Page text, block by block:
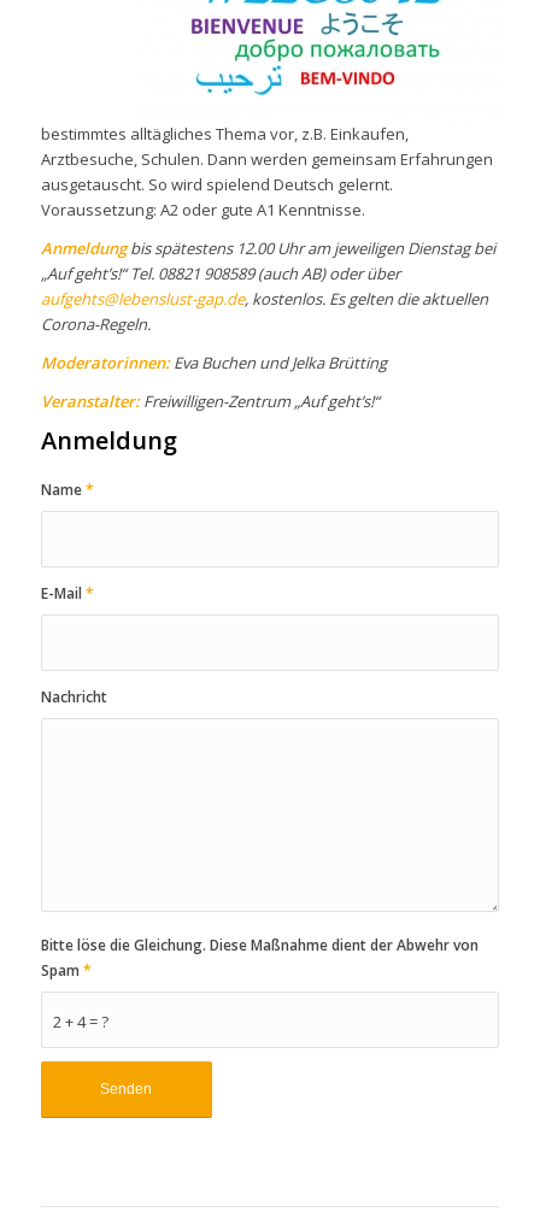
bestimmtes alltägliches Thema vor, z.B. Einkaufen,
Arztbesuche, Schulen. Dann werden gemeinsam Erfahrungen
ausgetauscht. So wird spielend Deutsch gelernt.
Voraussetzung: A2 oder gute A1 Kenntnisse.
Anmeldungbis spätestens 12.00 Uhr am jeweiligen Dienstag bei
„Auf geht’s!“ Tel. 08821 908589 (auch AB) oder über
aufgehts@lebenslust-gap.de, kostenlos. Es gelten die aktuellen
Corona-Regeln.
Moderatorinnen:Eva Buchen und Jelka Brütting
Veranstalter:Freiwilligen-Zentrum „Auf geht’s!“
Anmeldung
Name*
E-Mail *
Nachricht
2 + 4 = ?
Bitte löse die Gleichung. Diese Maßnahme dient der Abwehr von
Spam *